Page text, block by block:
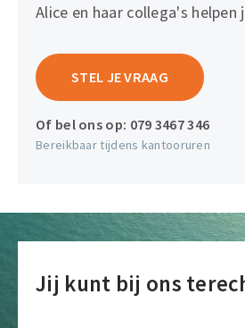
Alice en haar collega's helpen
STEL JE VRAAG
Of bel ons op: 079 3467 346
Bereikbaar tijdens kantooruren
Jij kunt bij ons